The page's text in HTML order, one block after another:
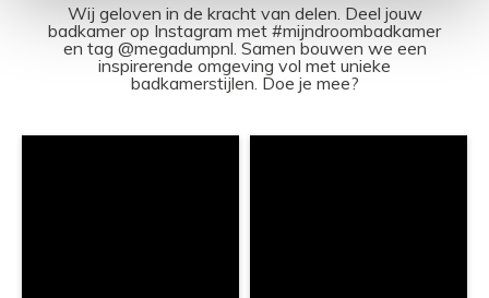
Wij geloven in de kracht van delen. Deel jouw
badkamer op Instagram met #mijndroombadkamer
en tag @megadumpnl. Samen bouwen we een
inspirerende omgeving vol met unieke
badkamerstijlen. Doe je mee?